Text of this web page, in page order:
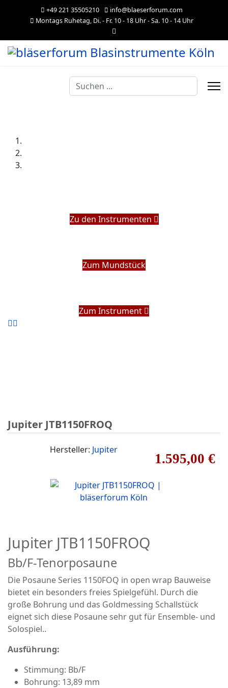
+49 221 35505210
info@blaeserforum.com
Montags Ruhetag, Di. - Fr. 10 - 18 Uhr - Sa. 10 - 14 Uhr
Suchen
...
Zu den Instrumenten
Zum Mundstück
Zum Instrument
Jupiter JTB1150FROQ
1.595,00 €
Hersteller: Jupiter
Jupiter JTB1150FROQ
Bb/F-Tenorposaune
Die Posaune Series 1150FOQ in open wrap Bauweise
bietet ein besonders freies Spielgefühl. Durch die
große Bohrung und das Goldmessing Schallstück
eignet sich diese Posaune sehr gut für Ensemble- und
Solospiel..
Ausführung:
Stimmung: Bb/F
Bohrung: 13,89 mm